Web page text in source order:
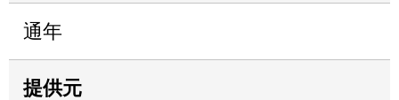
通年
提供元